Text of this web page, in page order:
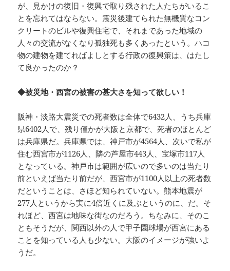
が、見かけの復旧・復興で取り残された人たちがいるこ
とを忘れてはならない。震災後建てられた無機質なコン
クリートのビルや復興住宅で、それまであった地域の
人々の交流がなくなり孤独死も多くあったという。ハコ
物の建物を建てればよしとする行政の復興策は、はたし
て良かったのか？
◆被災地・西宮の被害の甚大さを知って欲しい！
阪神・淡路大震災での死者数は全体で6432人、うち兵庫
県6402人で、残り僅かが大阪と京都で、死者のほとんど
は兵庫県だ。兵庫県では、神戸市が4564人、次いで私が
住む西宮市が1126人、隣の芦屋市443人、宝塚市117人
となっている。神戸市は範囲が広いので多いのは当たり
前といえば当たり前だが、西宮市が1100人以上の死者数
だということは、さほど知られていない。熊本地震が
277人というから実に4倍近くに及ぶというのに、だ。そ
れほど、西宮は地味な街なのだろう。ちなみに、そのこ
ともそうだが、関西以外の人で甲子園球場が西宮にある
ことを知っている人も少ない。大阪のイメージが強いよ
うだ。